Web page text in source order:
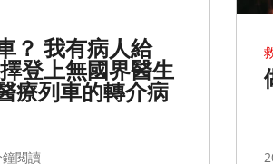
？ 我有病人給
登上無國界醫生
療列車的轉介病
閱讀